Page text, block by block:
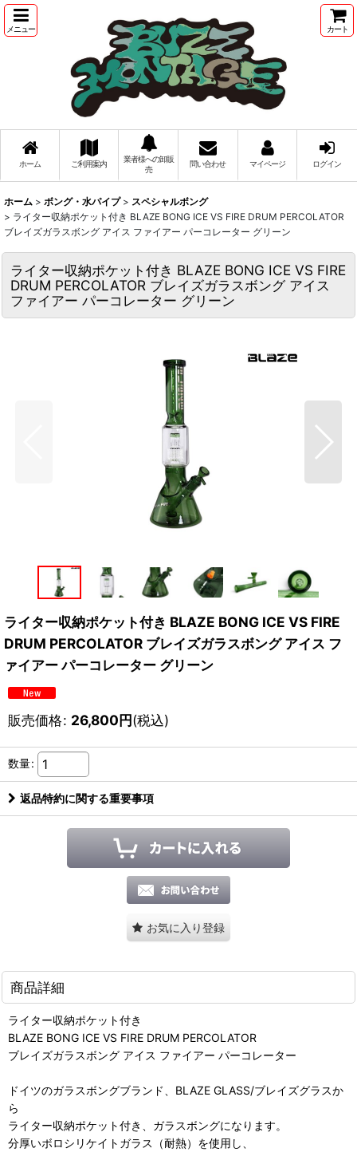
メニュー カート
ホーム ご利用案内
業者様への卸販
売
問い合わせ マイページ ログイン
ホーム > ボング・水パイプ > スペシャルボング
> ライター収納ポケット付き BLAZE BONG ICE VS FIRE DRUM PERCOLATOR
ブレイズガラスボング アイス ファイアー パーコレーター グリーン
ライター収納ポケット付き BLAZE BONG ICE VS FIRE
DRUM PERCOLATOR ブレイズガラスボング アイス
ファイアー パーコレーター グリーン
ライター収納ポケット付き BLAZE BONG ICE VS FIRE
DRUM PERCOLATOR ブレイズガラスボング アイス フ
ァイアー パーコレーター グリーン
販売価格: 26,800円(税込)
数量:
返品特約に関する重要事項
お気に入り登録
商品詳細
ライター収納ポケット付き
BLAZE BONG ICE VS FIRE DRUM PERCOLATOR
ブレイズガラスボング アイス ファイアー パーコレーター
ドイツのガラスボングブランド、BLAZE GLASS/ブレイズグラスか
ら
ライター収納ポケット付き、ガラスボングになります。
分厚いボロシリケイトガラス（耐熱）を使用し、